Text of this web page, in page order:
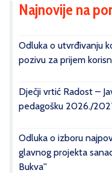
Najnovije na
Odluka o utvrđivanju
pozivu za prijem
Dječji vrtić Radost –
pedagošku 2026./
Odluka o izboru
glavnog projekta
Bukva''